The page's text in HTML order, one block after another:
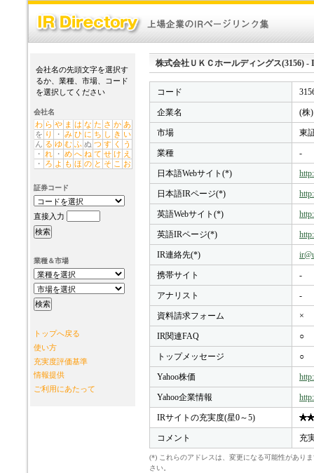
会社名の先頭文字を選択す
るか、業種、市場、コード
を選択してください
会社名
わ ら や ま は な た さ か あ
を り ・ み ひ に ち し き い
ん る ゆ む ふ ぬ つ す く
う
・ れ ・ め へ ね て せ け え
・
ろ よ も ほ の と そ こ お
証券コード
直接入力
業種＆市場
トップへ戻る
使い方
充実度評価基準
情報提供
ご利用にあたって
株式会社ＵＫＣホールディングス(3156) -
コード
企業名 (株
市場 東
業種 -
日本語Webサイト(*)
日本語IRページ(*)
英語Webサイト(*)
英語IRページ(*)
IR連絡先(*)
携帯サイト -
アナリスト -
資料請求フォーム ×
IR関連FAQ ○
トップメッセージ ○
Yahoo株価
Yahoo企業情報
IRサイトの充実度(星0～5)
コメント 充
(*) これらのアドレスは、変更になる可能性があり
さい。